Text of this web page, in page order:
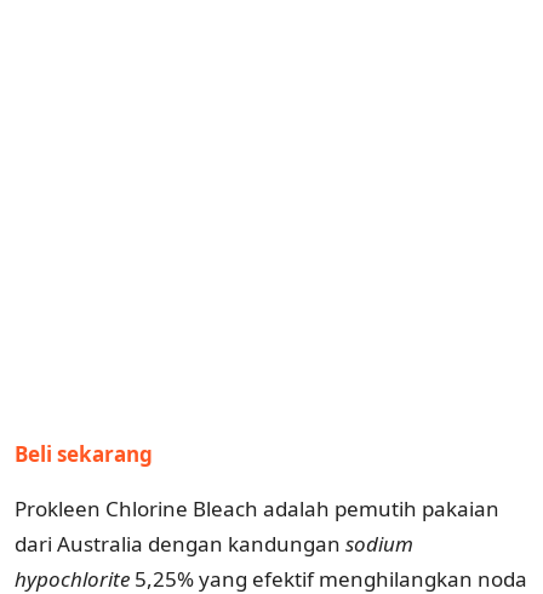
Beli sekarang
Prokleen Chlorine Bleach adalah pemutih pakaian
dari Australia dengan kandungan sodium
hypochlorite 5,25% yang efektif menghilangkan noda